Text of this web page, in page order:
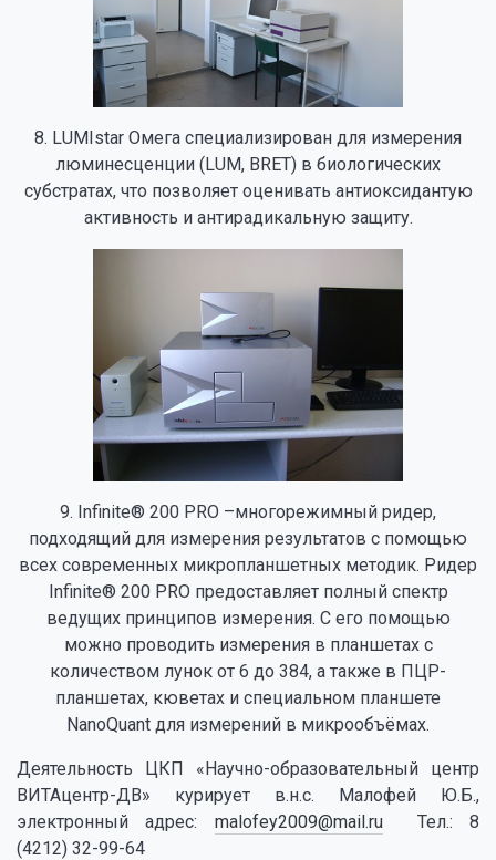
8. LUMIstar Омега специализирован для измерения
люминесценции (LUM, BRET) в биологических
субстратах, что позволяет оценивать антиоксидантую
активность и антирадикальную защиту.
9. Infinite® 200 PRO –многорежимный ридер,
подходящий для измерения результатов с помощью
всех современных микропланшетных методик. Ридер
Infinite® 200 PRO предоставляет полный спектр
ведущих принципов измерения. С его помощью
можно проводить измерения в планшетах с
количеством лунок от 6 до 384, а также в ПЦР-
планшетах, кюветах и специальном планшете
NanoQuant для измерений в микрообъёмах.
Деятельность ЦКП «Научно-образовательный центр
ВИТАцентр-ДВ» курирует в.н.с. Малофей Ю.Б.,
электронный адрес: malofey2009@mail.ruТел.: 8
(4212) 32-99-64